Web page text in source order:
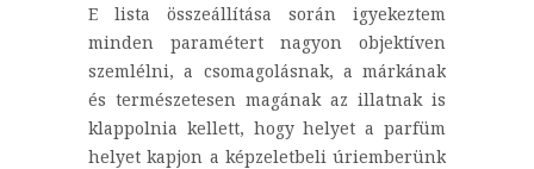
E lista összeállítása során igyekeztem
minden paramétert nagyon objektíven
szemlélni, a csomagolásnak, a márkának
és természetesen magának az illatnak is
klappolnia kellett, hogy helyet a parfüm
helyet kapjon a képzeletbeli úriemberünk